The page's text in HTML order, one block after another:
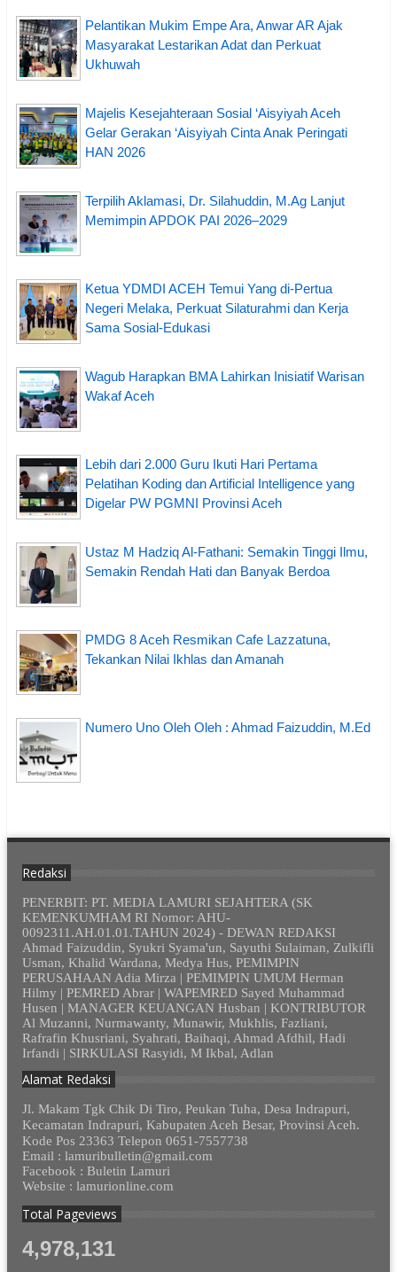
Pelantikan Mukim Empe Ara, Anwar AR Ajak
Masyarakat Lestarikan Adat dan Perkuat
Ukhuwah
Majelis Kesejahteraan Sosial ‘Aisyiyah Aceh
Gelar Gerakan ‘Aisyiyah Cinta Anak Peringati
HAN 2026
Terpilih Aklamasi, Dr. Silahuddin, M.Ag Lanjut
Memimpin APDOK PAI 2026–2029
Ketua YDMDI ACEH Temui Yang di-Pertua
Negeri Melaka, Perkuat Silaturahmi dan Kerja
Sama Sosial-Edukasi
Wagub Harapkan BMA Lahirkan Inisiatif Warisan
Wakaf Aceh
Lebih dari 2.000 Guru Ikuti Hari Pertama
Pelatihan Koding dan Artificial Intelligence yang
Digelar PW PGMNI Provinsi Aceh
Ustaz M Hadziq Al-Fathani: Semakin Tinggi Ilmu,
Semakin Rendah Hati dan Banyak Berdoa
PMDG 8 Aceh Resmikan Cafe Lazzatuna,
Tekankan Nilai Ikhlas dan Amanah
Numero Uno Oleh Oleh : Ahmad Faizuddin, M.Ed
Redaksi
PENERBIT: PT. MEDIA LAMURI SEJAHTERA (SK
KEMENKUMHAM RI Nomor: AHU-
0092311.AH.01.01.TAHUN 2024) - DEWAN REDAKSI
Ahmad Faizuddin, Syukri Syama'un, Sayuthi Sulaiman, Zulkifli
Usman, Khalid Wardana, Medya Hus, PEMIMPIN
PERUSAHAAN Adia Mirza | PEMIMPIN UMUM Herman
Hilmy | PEMRED Abrar | WAPEMRED Sayed Muhammad
Husen | MANAGER KEUANGAN Husban | KONTRIBUTOR
Al Muzanni, Nurmawanty, Munawir, Mukhlis, Fazliani,
Rafrafin Khusriani, Syahrati, Baihaqi, Ahmad Afdhil, Hadi
Irfandi | SIRKULASI Rasyidi, M Ikbal, Adlan
Alamat Redaksi
Jl. Makam Tgk Chik Di Tiro, Peukan Tuha, Desa Indrapuri,
Kecamatan Indrapuri, Kabupaten Aceh Besar, Provinsi Aceh.
Kode Pos 23363 Telepon 0651-7557738
Email : lamuribulletin@gmail.com
Facebook : Buletin Lamuri
Website : lamurionline.com
Total Pageviews
4,978,131